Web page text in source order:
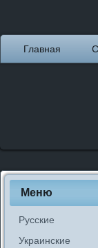
Главная
Меню
Русские
Украинские